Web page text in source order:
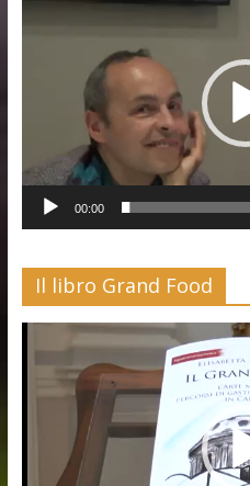
00:00
Il libro Grand Food
Player